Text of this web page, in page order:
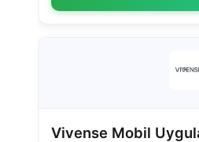
Vivense Mobil